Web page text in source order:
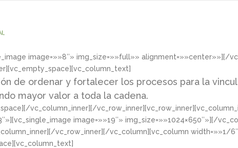
image=»»8″» img_size=»»full»»
de ordenar y fortalecer los procesos para la
mayor valor a toda la cadena.
vc_column_inner][/
image=»»19″» img_size=»»1024×650″»][/
vc_row_inner][/vc_column][vc_column